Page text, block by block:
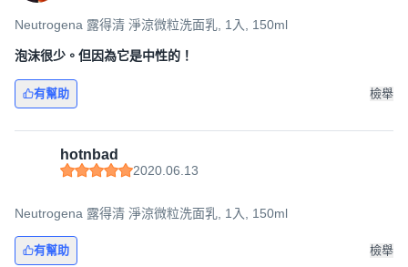
Neutrogena 露得清 淨涼微粒洗面乳, 1入, 150ml
泡沫很少。但因為它是中性的！
有幫助 檢舉
hotnbad
2020.06.13
Neutrogena 露得清 淨涼微粒洗面乳, 1入, 150ml
有幫助 檢舉